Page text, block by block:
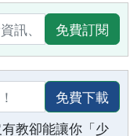
免費訂閱
免費下載
教卻能讓你「少